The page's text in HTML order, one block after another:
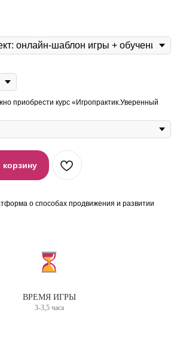
приобрести курс «Игропрактик.Уверенный
о способах продвижения и развитии
ВРЕМЯ ИГРЫ
3-3,5 часа